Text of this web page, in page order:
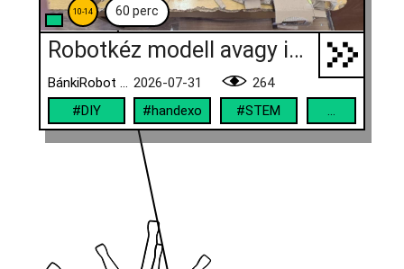
10-14 60 perc
Robotkéz modell avagy innen indult a HandExo!
BánkiRobot Team 2026-07-31
264
#DIY
#handexo #STEM ...